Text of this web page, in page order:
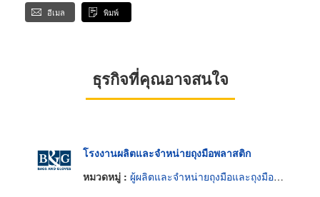
อีเมล พิมพ์
ธุรกิจที่คุณอาจสนใจ
โรงงานผลิตและจำหน่ายถุงมือพลาสติก
หมวดหมู่ : ผู้ผลิตและจำหน่ายถุงมือและถุงมือยาง